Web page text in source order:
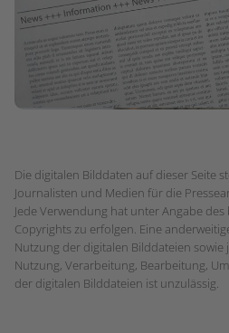
Die digitalen Bilddaten auf dieser Seite
Journalisten und Medien für die
Jede Verwendung hat unter Angabe
Copyrights zu erfolgen. Eine
Nutzung der digitalen Bilddateien
Nutzung, Verarbeitung, Bearbeitung,
der digitalen Bilddateien ist unzulässig.